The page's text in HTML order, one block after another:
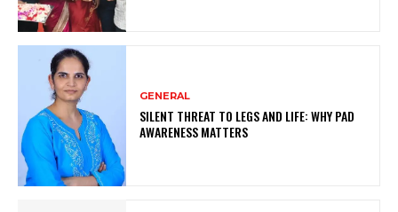
GENERAL
SILENT THREAT TO LEGS AND LIFE: WHY PAD
AWARENESS MATTERS